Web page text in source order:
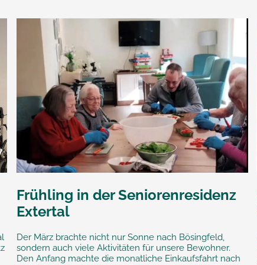
Frühling in der Seniorenresidenz
Extertal
Der März brachte nicht nur Sonne nach Bösingfeld,
sondern auch viele Aktivitäten für unsere Bewohner.
Den Anfang machte die monatliche Einkaufsfahrt nach